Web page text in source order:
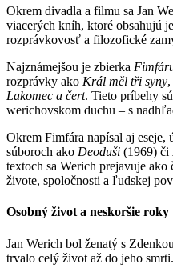
Okrem divadla a filmu sa Jan
viacerých kníh, ktoré obsahujú
rozprávkovosť a filozofické
Najznámejšou je zbierka
rozprávky ako Král měl tři syny,
Lakomec a čert. Tieto príbehy
werichovskom duchu – s
Okrem Fimfára napísal aj
súboroch ako Deoduši (1969) či
textoch sa Werich prejavuje
živote, spoločnosti a ľudskej
Osobný život a neskoršie roky
Jan Werich bol ženatý s
trvalo celý život až do jeho smrti.